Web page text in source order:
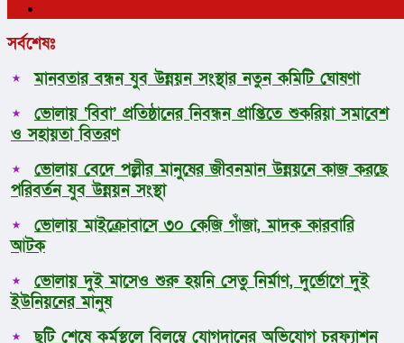
সর্বশেষঃ
মানবতার বন্ধন যুব উন্নয়ন সংস্থার নতুন কমিটি ঘোষণা
ভোলায় ‘বিবা’ প্রতিষ্ঠানের নিবন্ধন প্রাপ্তিতে শুকরিয়া সমাবেশ
ও সহায়তা বিতরণ
ভোলায় বেদে পল্লীর মানুষের জীবনমান উন্নয়নে কাজ করছে
পরিবর্তন যুব উন্নয়ন সংস্থা
ভোলায় মাইক্রোবাসে ৩০ কেজি গাঁজা, মাদক কারবারি
আটক
ভোলায় দুই মাসেও শুরু হয়নি সেতু নির্মাণ, দুর্ভোগে দুই
ইউনিয়নের মানুষ
ছুটি শেষে কর্মস্থলে বিলম্বে যোগদানের অভিযোগ চরফ্যাশন